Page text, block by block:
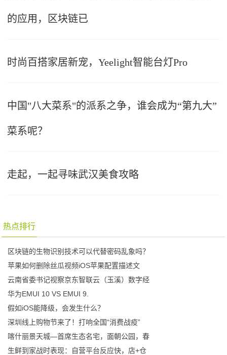
的应用，区块链已
时尚百搭家居新宠，Yeelight智能台灯Pro
中国"八大菜系"的派系之争，谁会成为“第九大”
菜系呢？
走起，一起寻味武汉美食攻略
热点排行
区块链的生物识别技术可以代替密码乱象吗？
苹果如何删除丝瓜视频iOS苹果配置描述文
云南省委书记视察京东智联云（玉溪）数字经
华为EMUI 10 VS EMUI 9.
假如iOS能降级，会发生什么？
深圳线上购物节来了！打响全国“消费战疫”
喀什丽景天城—首席生态名宅，面朝公园，春
生鲜到家战时表现：自营平台反应快，店+仓